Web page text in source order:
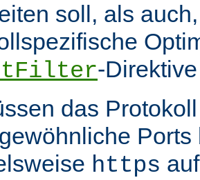
soll, als
-
das
Ports
https